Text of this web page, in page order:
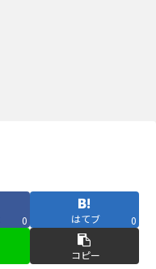
0 はてブ 0
コピー